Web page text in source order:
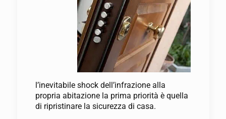
l’inevitabile shock dell’infrazione alla
propria abitazione la prima priorità è quella
di ripristinare la sicurezza di casa.